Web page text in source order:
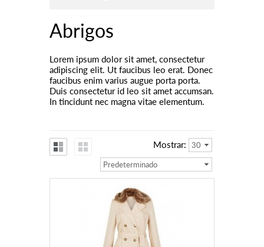
Abrigos
Lorem ipsum dolor sit amet, consectetur
adipiscing elit. Ut faucibus leo erat. Donec
faucibus enim varius augue porta porta.
Duis consectetur id leo sit amet accumsan.
In tincidunt nec magna vitae elementum.
Mostrar: 30
Predeterminado